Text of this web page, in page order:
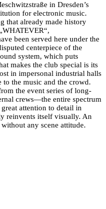
in Dresden’s
for electronic music.
that already made history
been served here under the
centerpiece of the
system, which puts
makes the club special is its
in impersonal industrial halls
to the music and the crowd.
the event series of long-
crews—the entire spectrum
attention to detail in
reinvents itself visually. An
any scene attitude.